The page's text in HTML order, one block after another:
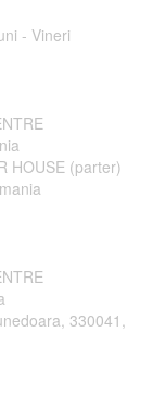
- Vineri
HOUSE (parter)
330041,